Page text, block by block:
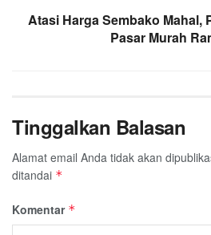
Atasi Harga Sembako Mahal,
Pasar Murah
Tinggalkan Balasan
Alamat email Anda tidak akan
ditandai *
Komentar *